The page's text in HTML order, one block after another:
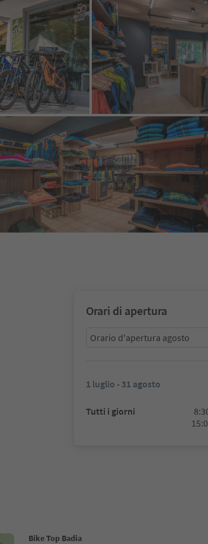
Orari di apertura
Orario d'apertura agosto
1 luglio - 31 agosto
Tutti i giorni
Bike Top Badia